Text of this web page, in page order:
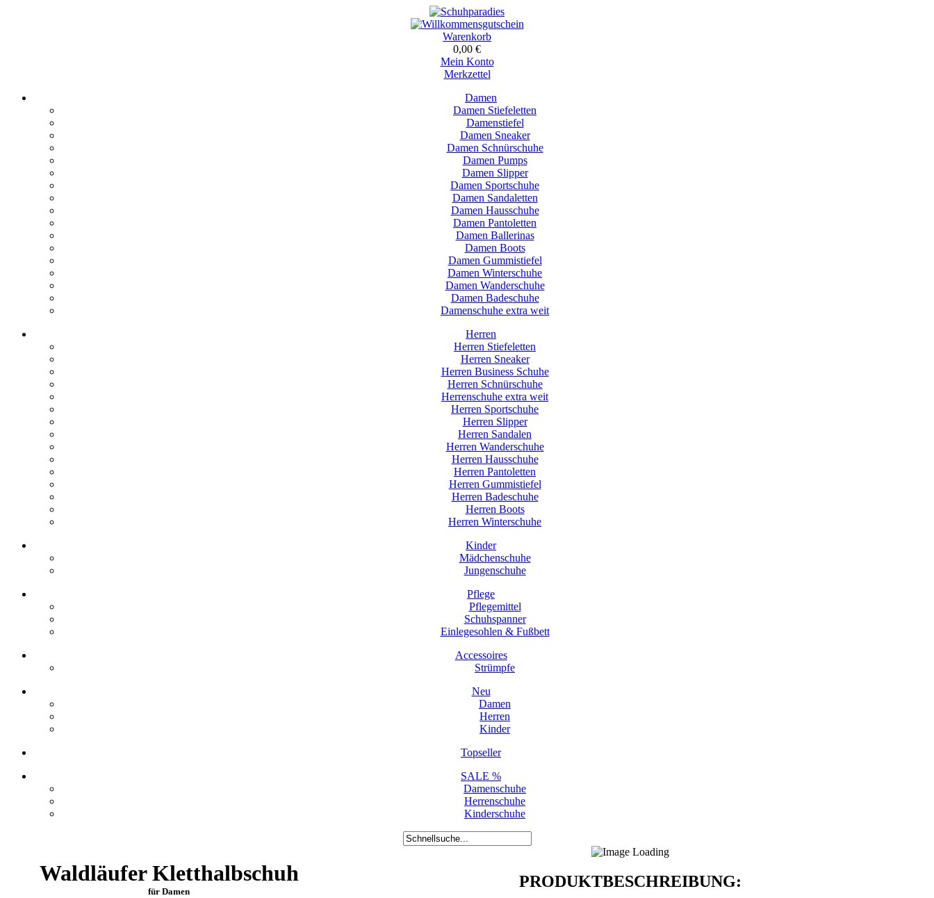
Warenkorb
0,00 €
Mein Konto
Merkzettel
Damen
Damen Stiefeletten
Damenstiefel
Damen Sneaker
Damen Schnürschuhe
Damen Pumps
Damen Slipper
Damen Sportschuhe
Damen Sandaletten
Damen Hausschuhe
Damen Pantoletten
Damen Ballerinas
Damen Boots
Damen Gummistiefel
Damen Winterschuhe
Damen Wanderschuhe
Damen Badeschuhe
Damenschuhe extra weit
Herren
Herren Stiefeletten
Herren Sneaker
Herren Business Schuhe
Herren Schnürschuhe
Herrenschuhe extra weit
Herren Sportschuhe
Herren Slipper
Herren Sandalen
Herren Wanderschuhe
Herren Hausschuhe
Herren Pantoletten
Herren Gummistiefel
Herren Badeschuhe
Herren Boots
Herren Winterschuhe
Kinder
Mädchenschuhe
Jungenschuhe
Pflege
Pflegemittel
Schuhspanner
Einlegesohlen & Fußbett
Accessoires
Strümpfe
Neu
Damen
Herren
Kinder
Topseller
SALE %
Damenschuhe
Herrenschuhe
Kinderschuhe
Waldläufer Kletthalbschuh
für Damen
PRODUKTBESCHREIBUNG: